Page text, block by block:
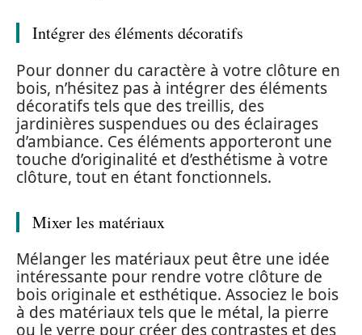
Intégrer des éléments décoratifs
Pour donner du caractère à votre clôture en
bois, n’hésitez pas à intégrer des éléments
décoratifs tels que des treillis, des
jardinières suspendues ou des éclairages
d’ambiance. Ces éléments apporteront une
touche d’originalité et d’esthétisme à votre
clôture, tout en étant fonctionnels.
Mixer les matériaux
Mélanger les matériaux peut être une idée
intéressante pour rendre votre clôture de
bois originale et esthétique. Associez le bois
à des matériaux tels que le métal, la pierre
ou le verre pour créer des contrastes et des